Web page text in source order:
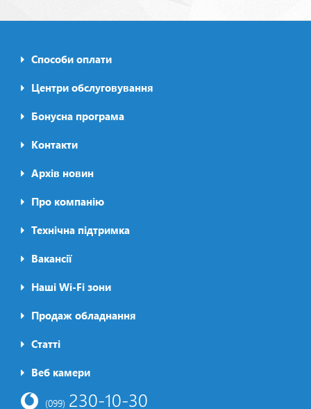
Footer0
menu
Способи оплати
Центри обслуговування
Бонусна програма
Контакти
Архів новин
Футер2
Про компанію
Технічна підтримка
Вакансії
Наші Wi-Fi зони
Продаж обладнання
Футер3
Статті
Веб камери
(099) 230-10-30